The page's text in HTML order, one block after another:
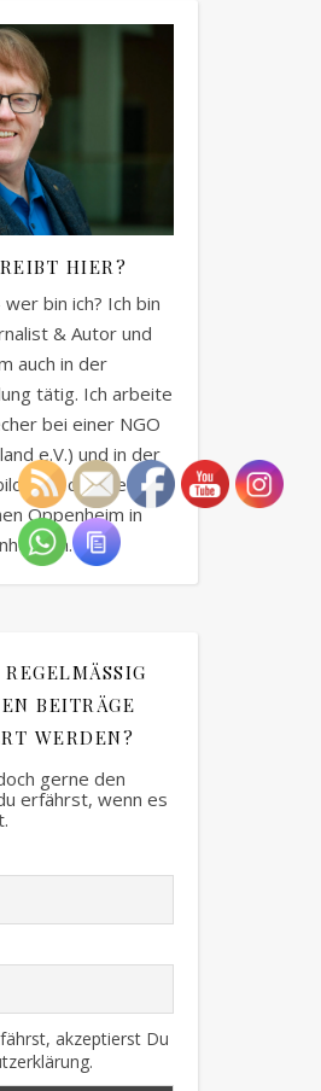
HIER?
bin ich? Ich bin
& Autor und
auch in der
tätig. Ich arbeite
bei einer NGO
e.V.) und in der
Ich lebe im
Oppenheim in
Ü
BEITRÄGE I
WERDEN?
gerne den
erfährst, wenn es
akzeptierst Du